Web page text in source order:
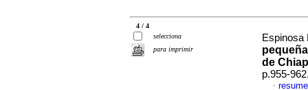
4 / 4
selecciona
para imprimir
Espinosa
de
p.955-
·